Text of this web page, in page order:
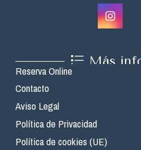
Más
Reserva Online
Contacto
Aviso Legal
Política de Privacidad
Política de cookies (UE)